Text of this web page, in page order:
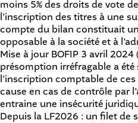
moins 5% des droits de vote
l’inscription des titres à une
compte du bilan constituait
opposable à la société et à
Mise à jour BOFIP 3 avril
présomption irréfragable a
l’inscription comptable de
cause en cas de contrôle par
entraine une insécurité
Depuis la LF2026 : un filet de